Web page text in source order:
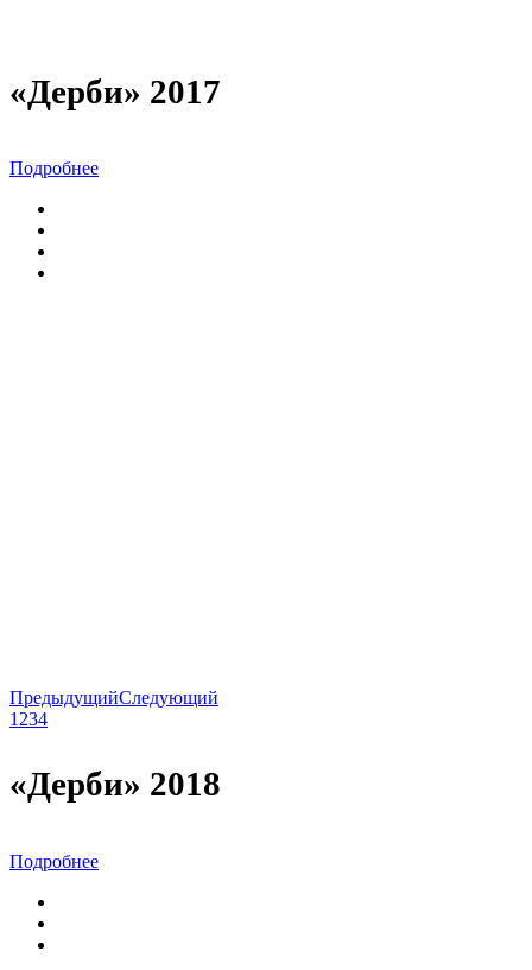
«Дерби» 2017
Подробнее
ПредыдущийСледующий
1 234
«Дерби» 2018
Подробнее